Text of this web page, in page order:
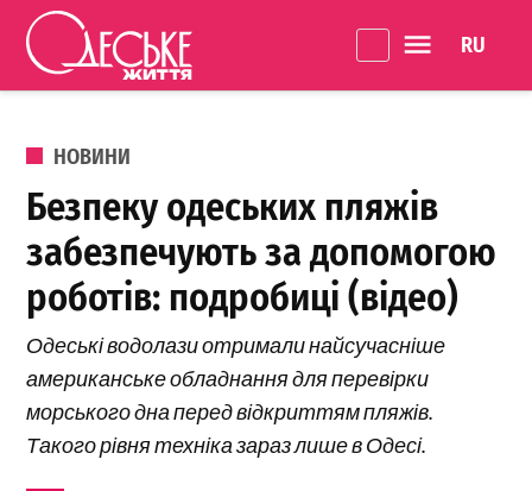
Перейти до вмісту
Життя
ОПУБЛІКОВАНО В
НОВИНИ
Безпеку одеських пляжів
забезпечують за допомогою
роботів: подробиці (відео)
Одеські водолази отримали найсучасніше
американське обладнання для перевірки
морського дна перед відкриттям пляжів.
Такого рівня техніка зараз лише в Одесі.